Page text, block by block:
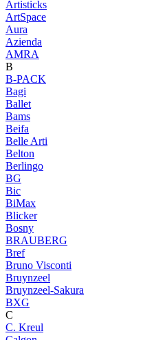
Artisticks
ArtSpace
Aura
Azienda
AМRA
B
B-PACK
Bagi
Ballet
Bams
Beifa
Belle Arti
Belton
Berlingo
BG
Bic
BiMax
Blicker
Bosny
BRAUBERG
Bref
Bruno Visconti
Bruynzeel
Bruynzeel-Sakura
BXG
C
C. Kreul